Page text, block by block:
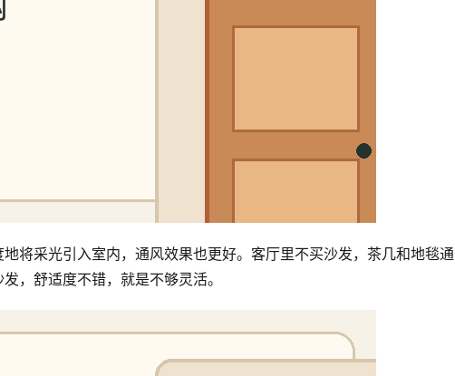
将采光引入室内，通风效果也更好。客厅里不买沙发，茶几和地毯通
，舒适度不错，就是不够灵活。